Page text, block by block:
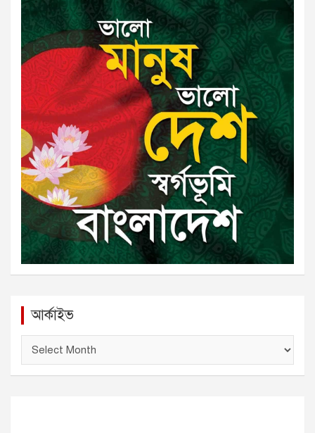
আর্কাইভ
ই